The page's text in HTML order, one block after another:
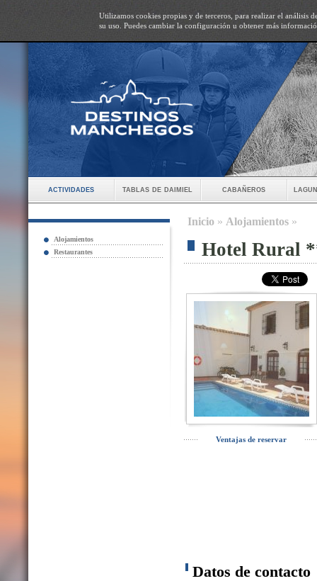
Utilizamos cookies propias y de terceros, para realizar el análisis
su uso. Puedes cambiar la configuración u obtener más
actividades tablas de daimiel cabañeros
Alojamientos
Restaurantes
Inicio » Alojamientos »
Hotel Rural
Ventajas de reservar
Datos de contacto